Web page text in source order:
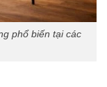
phổ biến tại các